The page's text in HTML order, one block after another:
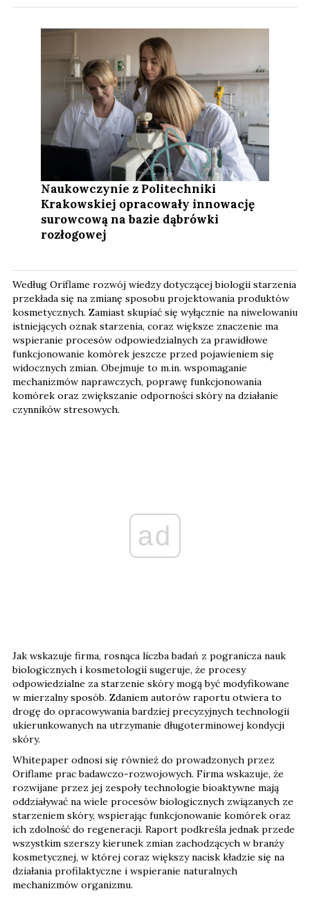
Naukowczynie z Politechniki
Krakowskiej opracowały innowację
surowcową na bazie dąbrówki
rozłogowej
Według Oriflame rozwój wiedzy dotyczącej biologii starzenia
przekłada się na zmianę sposobu projektowania produktów
kosmetycznych. Zamiast skupiać się wyłącznie na niwelowaniu
istniejących oznak starzenia, coraz większe znaczenie ma
wspieranie procesów odpowiedzialnych za prawidłowe
funkcjonowanie komórek jeszcze przed pojawieniem się
widocznych zmian. Obejmuje to m.in. wspomaganie
mechanizmów naprawczych, poprawę funkcjonowania
komórek oraz zwiększanie odporności skóry na działanie
czynników stresowych.
ad
Jak wskazuje firma, rosnąca liczba badań z pogranicza nauk
biologicznych i kosmetologii sugeruje, że procesy
odpowiedzialne za starzenie skóry mogą być modyfikowane
w mierzalny sposób. Zdaniem autorów raportu otwiera to
drogę do opracowywania bardziej precyzyjnych technologii
ukierunkowanych na utrzymanie długoterminowej kondycji
skóry.
Whitepaper odnosi się również do prowadzonych przez
Oriflame prac badawczo-rozwojowych. Firma wskazuje, że
rozwijane przez jej zespoły technologie bioaktywne mają
oddziaływać na wiele procesów biologicznych związanych ze
starzeniem skóry, wspierając funkcjonowanie komórek oraz
ich zdolność do regeneracji. Raport podkreśla jednak przede
wszystkim szerszy kierunek zmian zachodzących w branży
kosmetycznej, w której coraz większy nacisk kładzie się na
działania profilaktyczne i wspieranie naturalnych
mechanizmów organizmu.